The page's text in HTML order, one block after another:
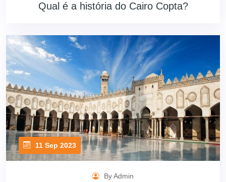
Qual é a história do Cairo Copta?
11 Sep 2023
By Admin